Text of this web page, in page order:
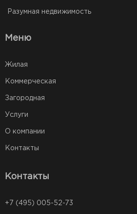
Разумная недвижимость
Меню
Жилая
Коммерческая
Загородная
Услуги
О компании
Контакты
Контакты
+7 (495) 005-52-73